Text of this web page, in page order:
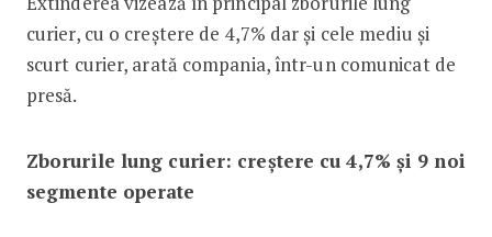
curier, cu o creștere de 4,7% dar și cele mediu și
scurt curier, arată compania, într-un comunicat de
presă.
Zborurile lung curier: creștere cu 4,7% și 9 noi
segmente operate